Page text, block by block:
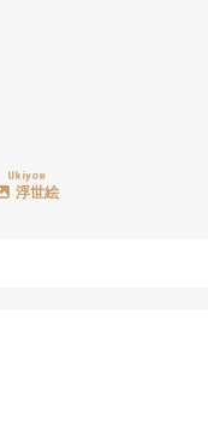
Ukiyoe
浮世絵